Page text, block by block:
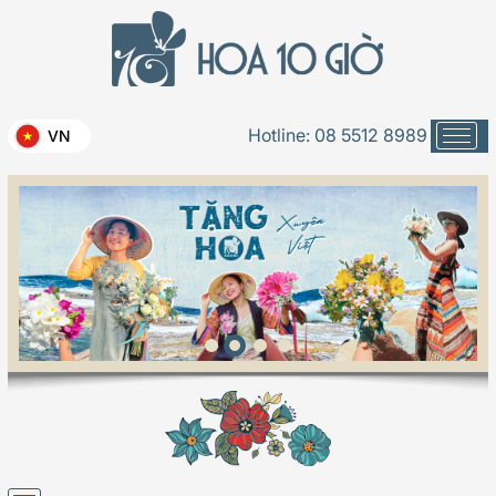
Hotline: 08 5512 8989
VN
Cô dâu xinh -040